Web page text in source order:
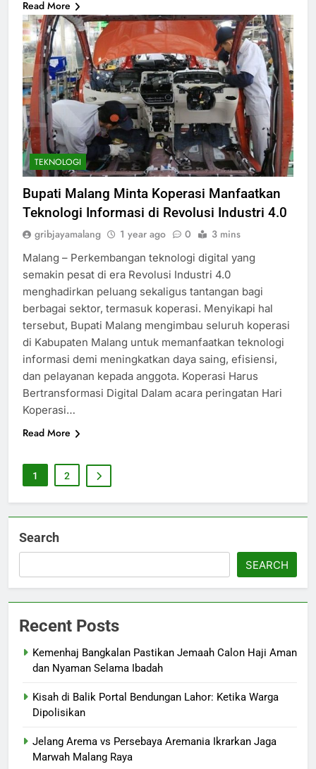
Read More
TEKNOLOGI
Bupati Malang Minta Koperasi Manfaatkan
Teknologi Informasi di Revolusi Industri 4.0
gribjayamalang 1 year ago 0 3 mins
Malang – Perkembangan teknologi digital yang
semakin pesat di era Revolusi Industri 4.0
menghadirkan peluang sekaligus tantangan bagi
berbagai sektor, termasuk koperasi. Menyikapi hal
tersebut, Bupati Malang mengimbau seluruh koperasi
di Kabupaten Malang untuk memanfaatkan teknologi
informasi demi meningkatkan daya saing, efisiensi,
dan pelayanan kepada anggota. Koperasi Harus
Bertransformasi Digital Dalam acara peringatan Hari
Koperasi…
Read More
1 2
Search
SEARCH
Recent Posts
Kemenhaj Bangkalan Pastikan Jemaah Calon Haji Aman
dan Nyaman Selama Ibadah
Kisah di Balik Portal Bendungan Lahor: Ketika Warga
Dipolisikan
Jelang Arema vs Persebaya Aremania Ikrarkan Jaga
Marwah Malang Raya